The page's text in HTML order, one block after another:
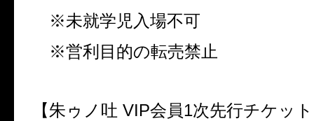
※未就学児入場不可
※営利目的の転売禁止
【朱ゥノ吐 VIP会員1次先行チケッ